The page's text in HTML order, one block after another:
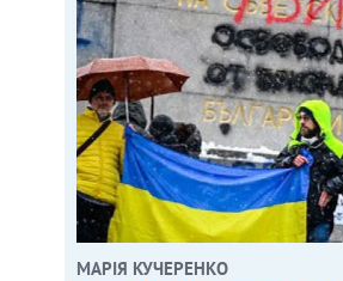
МАРІЯ КУЧЕРЕНКО